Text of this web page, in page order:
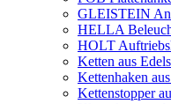
GLEISTEIN
HELLA
HOLT
Ketten aus
Kettenhaken
Kettenstopper